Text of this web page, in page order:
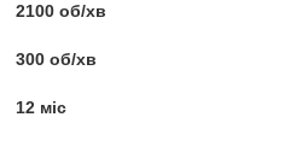
2100 об/хв
300 об/хв
12 міс